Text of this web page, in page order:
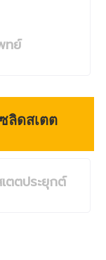
ทย์
ลิดสเตต
ตตประยุกต์